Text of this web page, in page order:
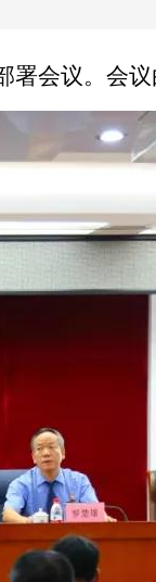
会议。会议